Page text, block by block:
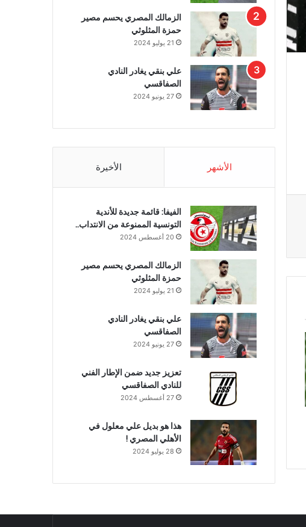
الزمالك المصري يحسم مصير
حمزة المثلوثي
21 يوليو 2024
علي بنقي يغادر النادي
الصفاقسي
27 يونيو 2024
الأشهر الأخيرة
الفيفا: قائمة جديدة للأندية
التونسية الممنوعة من الانتداب..
20 أغسطس 2024
الزمالك المصري يحسم مصير
حمزة المثلوثي
21 يوليو 2024
علي بنقي يغادر النادي
الصفاقسي
27 يونيو 2024
تعزيز جديد ضمن الإطار الفني
للنادي الصفاقسي
27 أغسطس 2024
هذا هو بديل علي معلول في
الأهلي المصري !
28 يوليو 2024